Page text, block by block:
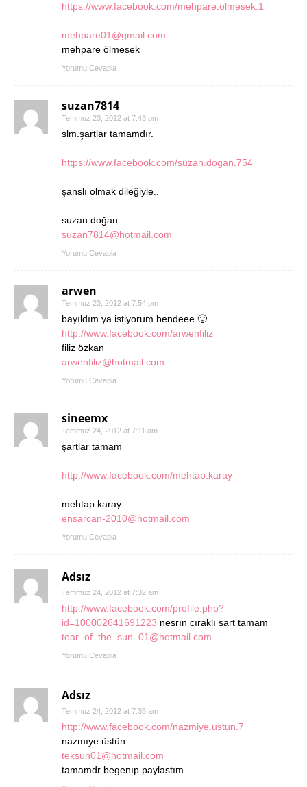
https://www.facebook.com/mehpare.olmesek.1
mehpare01@gmail.com
mehpare ölmesek
Yorumu Cevapla
suzan7814
Temmuz 23, 2012 at 7:43 pm
slm.şartlar tamamdır.
https://www.facebook.com/suzan.dogan.754
şanslı olmak dileğiyle..
suzan doğan
suzan7814@hotmail.com
Yorumu Cevapla
arwen
Temmuz 23, 2012 at 7:54 pm
bayıldım ya istiyorum bendeee 🙂
http://www.facebook.com/arwenfiliz
filiz özkan
arwenfiliz@hotmail.com
Yorumu Cevapla
sineemx
Temmuz 24, 2012 at 7:11 am
şartlar tamam
http://www.facebook.com/mehtap.karay
mehtap karay
ensarcan-2010@hotmail.com
Yorumu Cevapla
Adsız
Temmuz 24, 2012 at 7:32 am
http://www.facebook.com/profile.php?
id=100002641691223 nesrın cıraklı sart tamam
tear_of_the_sun_01@hotmail.com
Yorumu Cevapla
Adsız
Temmuz 24, 2012 at 7:35 am
http://www.facebook.com/nazmiye.ustun.7
nazmıye üstün
teksun01@hotmail.com
tamamdr begenıp paylastım.